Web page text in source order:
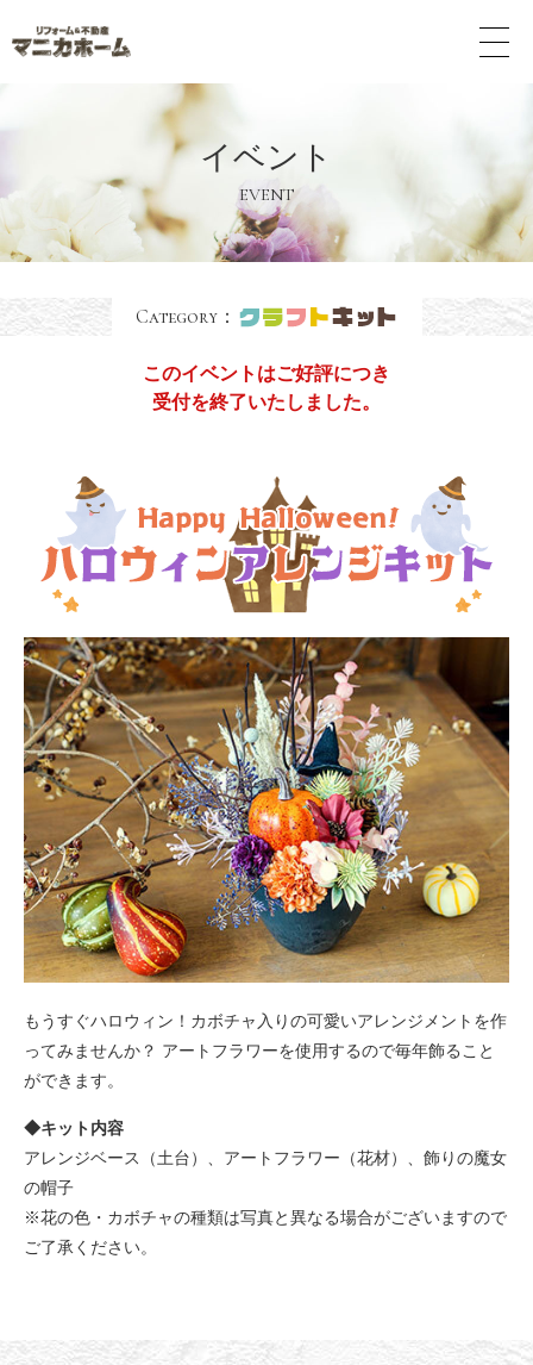
メ
イベント
EVENT
Category：
このイベントはご好評につき
受付を終了いたしました。
もうすぐハロウィン！カボチャ入りの可愛いアレンジメントを作
ってみませんか？ アートフラワーを使用するので毎年飾ること
ができます。
◆キット内容
アレンジベース（土台）、アートフラワー（花材）、飾りの魔女
の帽子
※花の色・カボチャの種類は写真と異なる場合がございますので
ご了承ください。